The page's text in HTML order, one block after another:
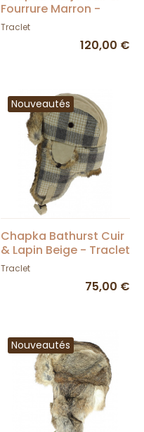
Fourrure Marron -
Traclet
Traclet
120,00 €
Nouveautés
Chapka Bathurst Cuir
& Lapin Beige - Traclet
Traclet
75,00 €
Nouveautés